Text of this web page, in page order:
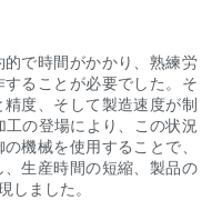
で時間がかかり、熟練労
ることが必要でした。そ
度、そして製造速度が制
の登場により、この状況
機械を使用することで、
生産時間の短縮、製品の
しました。